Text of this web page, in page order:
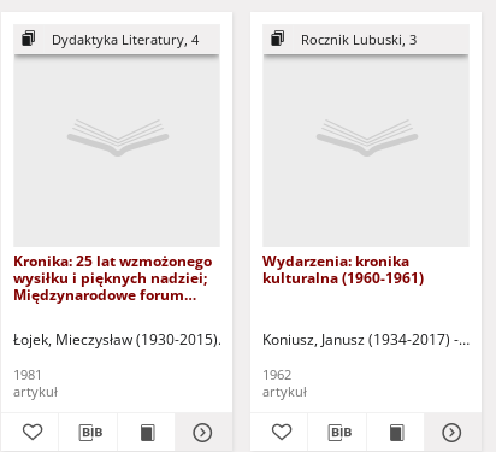
Dydaktyka Literatury, 4
Kronika: 25 lat wzmożonego
wysiłku i pięknych nadziei;
Międzynarodowe forum
Łojek, Mieczysław (1930-2015) Wierzchołowska, Danuta Rećko, Janusz
1981
artykuł
Rocznik Lubuski, 3
Wydarzenia: kronika
kulturalna (1960-1961)
Koniusz, Janusz (1934-2017) - oprac.
1962
artykuł